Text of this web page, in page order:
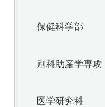
保健科学部
別科助産学専攻
医学研究科